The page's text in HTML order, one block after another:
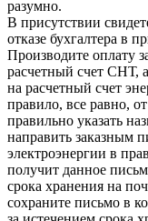
разумно.
В присутствии
отказе бухгалтера в
Производите оплату
расчетный счет СНТ, а
на расчетный счет
правило, все равно,
правильно указать
направить заказным
электроэнергии в
получит данное
срока хранения на
сохраните письмо в